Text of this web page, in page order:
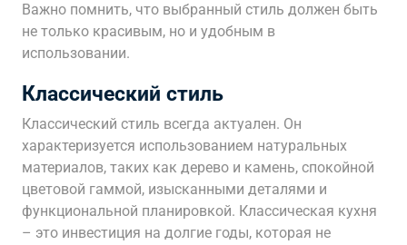
Важно помнить, что выбранный стиль должен быть
не только красивым, но и удобным в
использовании.
Классический стиль
Классический стиль всегда актуален. Он
характеризуется использованием натуральных
материалов, таких как дерево и камень, спокойной
цветовой гаммой, изысканными деталями и
функциональной планировкой. Классическая кухня
– это инвестиция на долгие годы, которая не